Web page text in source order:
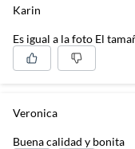
Karin
Es igual a la foto El
Veronica
Buena calidad y bonita